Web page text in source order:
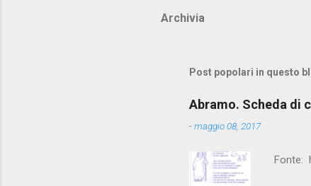
Archivia
Post popolari in questo
Abramo. Scheda di
-maggio 08, 2017
Fonte: